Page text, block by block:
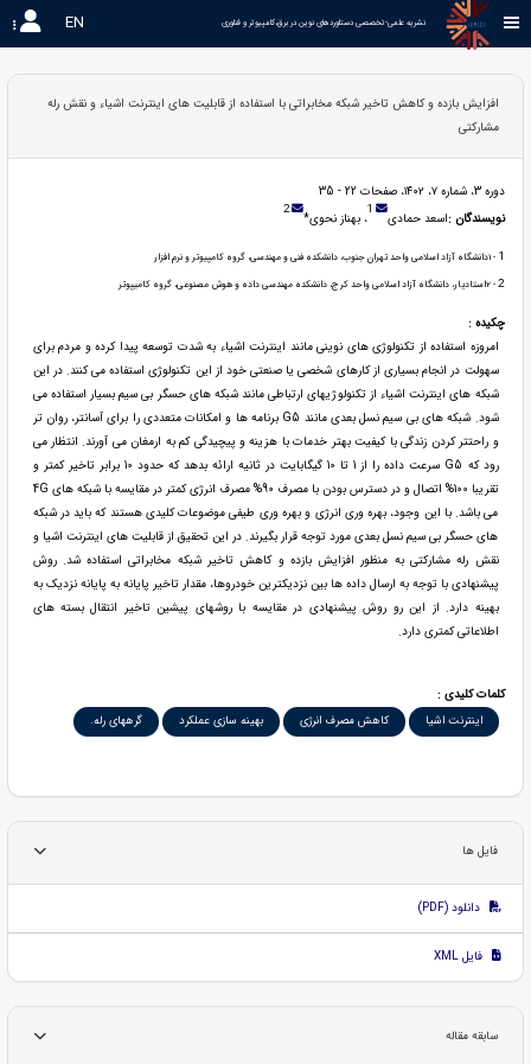
نشریه علمی-تخصصی دستاوردهای نوین در برق،کامپیوتر و فناوری EN
افزایش بازده و کاهش تاخیر شبکه مخابراتی با استفاده از قابلیت های اینترنت اشیاء و نقش رله
مشارکتی
دوره 3، شماره ۷، ۱۴۰۲، صفحات 22 - 35
نویسندگان :اسعد حمادی 1، بهناز نحوی* 2
1 - 1دانشگاه آزاد اسلامی واحد تهران جنوب، دانشکده فنی و مهندسی، گروه کامپیوتر و نرم افزار
2- 2استادیار، دانشگاه آزاد اسلامی واحد کرج، دانشکده مهندسی داده و هوش مصنوعی، گروه کامیپوتر
چکیده :
امروزه استفاده از تکنولوژی های نوینی مانند اینترنت اشیاء به شدت توسعه پیدا کرده و مردم برای
سهولت در انجام بسیاری از کارهای شخصی یا صنعتی خود از این تکنولوژی استفاده می کنند. در این
شبکه های اینترنت اشیاء از تکنولوژیهای ارتباطی مانند شبکه های حسگر بی سیم بسیار استفاده می
شود. شبکه های بی سیم نسل بعدی مانند G5 برنامه ها و امکانات متعددی را برای آسانتر، روان تر
و راحتتر کردن زندگی با کیفیت بهتر خدمات با هزینه و پیچیدگی کم به ارمغان می آورند. انتظار می
رود که G5 سرعت داده را از 1 تا 10 گیگابایت در ثانیه ارائه بدهد که حدود 10 برابر تاخیر کمتر و
تقریبا 100% اتصال و در دسترس بودن با مصرف 90% مصرف انرژی کمتر در مقایسه با شبکه های 4G
می باشد. با این وجود، بهره وری انرژی و بهره وری طیفی موضوعات کلیدی هستند که باید در شبکه
های حسگر بی سیم نسل بعدی مورد توجه قرار بگیرند. در این تحقیق از قابلیت های اینترنت اشیا و
نقش رله مشارکتی به منظور افزایش بازده و کاهش تاخیر شبکه مخابراتی استفاده شد. روش
پیشنهادی با توجه به ارسال داده ها بین نزدیکترین خودروها، مقدار تاخیر پایانه به پایانه نزدیک به
بهینه دارد. از این رو روش پیشنهادی در مقایسه با روشهای پیشین تاخیر انتقال بسته های
اطلاعاتی کمتری دارد.
کلمات کلیدی :
اینترنت اشیا
کاهش مصرف انرژی بهینه سازی عملکرد گرههای رله.
فایل ها
دانلود (PDF)
فایل XML
سابقه مقاله